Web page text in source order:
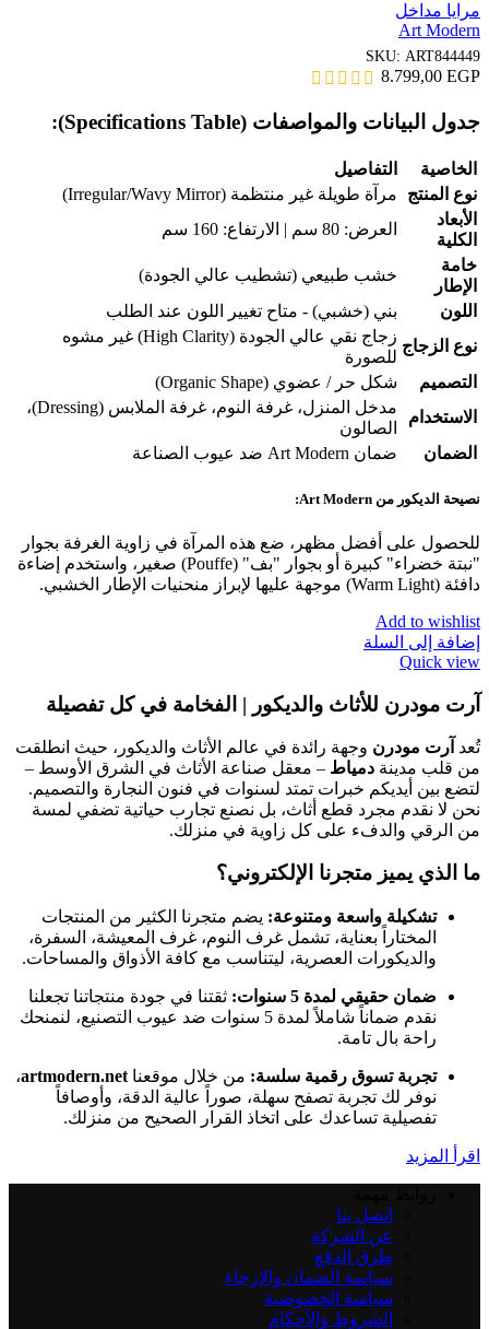
مرايا مداخل
Art Modern
SKU: ART844449
8.799,00 EGP
جدول البيانات والمواصفات (Specifications Table):
الخاصية
التفاصيل
نوع المنتج
مرآة طويلة غير منتظمة (Irregular/Wavy Mirror)
الأبعاد
الكلية
العرض: 80 سم | الارتفاع: 160 سم
خامة
الإطار
خشب طبيعي (تشطيب عالي الجودة)
اللون
بني (خشبي) - متاح تغيير اللون عند الطلب
نوع الزجاج
زجاج نقي عالي الجودة (High Clarity) غير مشوه
للصورة
التصميم
شكل حر / عضوي (Organic Shape)
الاستخدام
مدخل المنزل، غرفة النوم، غرفة الملابس (Dressing)،
الصالون
الضمان
ضمان Art Modern ضد عيوب الصناعة
نصيحة الديكور من Art Modern:
للحصول على أفضل مظهر، ضع هذه المرآة في زاوية الغرفة بجوار
"نبتة خضراء" كبيرة أو بجوار "بف" (Pouffe) صغير، واستخدم إضاءة
دافئة (Warm Light) موجهة عليها لإبراز منحنيات الإطار الخشبي.
Add to wishlist
إضافة إلى السلة
Quick view
آرت مودرن للأثاث والديكور | الفخامة في كل تفصيلة
تُعد آرت مودرن وجهة رائدة في عالم الأثاث والديكور، حيث انطلقت
من قلب مدينة دمياط – معقل صناعة الأثاث في الشرق الأوسط –
لتضع بين أيديكم خبرات تمتد لسنوات في فنون النجارة والتصميم.
نحن لا نقدم مجرد قطع أثاث، بل نصنع تجارب حياتية تضفي لمسة
من الرقي والدفء على كل زاوية في منزلك.
ما الذي يميز متجرنا الإلكتروني؟
تشكيلة واسعة ومتنوعة: يضم متجرنا الكثير من المنتجات
المختاراً بعناية، تشمل غرف النوم، غرف المعيشة، السفرة،
والديكورات العصرية، ليتناسب مع كافة الأذواق والمساحات.
ضمان حقيقي لمدة 5 سنوات:
ثقتنا في جودة منتجاتنا تجعلنا
نقدم ضماناً شاملاً لمدة 5 سنوات ضد عيوب التصنيع، لنمنحك
راحة بال تامة.
تجربة تسوق رقمية سلسة: من خلال موقعنا artmodern.net،
نوفر لك تجربة تصفح سهلة، صوراً عالية الدقة، وأوصافاً
تفصيلية تساعدك على اتخاذ القرار الصحيح من منزلك.
اقرأ المزيد
اتصل بنا
عن الشركة
طرق الدفع
سياسة الضمان والارجاء
سياسة الخصوصية
الشروط والأحكام